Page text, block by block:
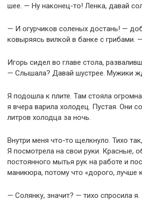
шее. — Ну наконец-то! Ленка, давай
— И огурчиков соленых достань! —
ковыряясь вилкой в банке с грибами.
Игорь сидел во главе стола,
— Слышала? Давай шустрее. Мужики
Я подошла к плите. Там стояла
я вчера варила холодец. Пустая. Они
литров холодца за ночь.
Внутри меня что-то щелкнуло. Тихо
Я посмотрела на свои руки. Красные,
постоянного мытья рук на работе и
маникюра, потому что «дорого, лучше
— Солянку, значит? — тихо спросила я.